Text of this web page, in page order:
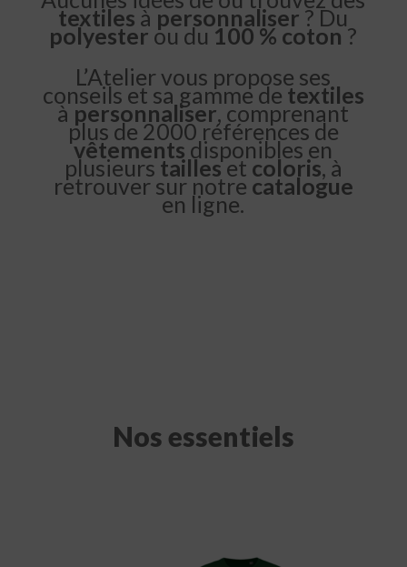
textilesàpersonnaliser ? Du
polyesterou du100 % coton?
L’Atelier vous propose ses
conseils et sa gamme de textiles
à personnaliser, comprenant
plus de 2000 références de
vêtementsdisponibles en
plusieurstaillesetcoloris, à
retrouver sur notre catalogue
en ligne.
Nos essentiels